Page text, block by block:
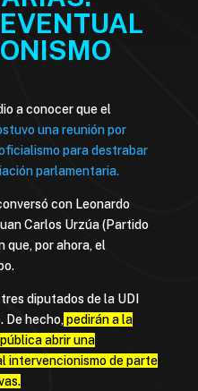
a conocer que el
una reunión por
para destrabar
parlamentaria.
con Leonardo
Carlos Urzúa (Partido
que, por ahora, el
diputados de la UDI
De hecho, pedirán a la
abrir una
intervencionismo de parte